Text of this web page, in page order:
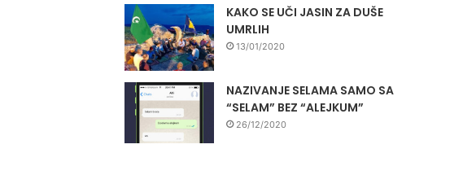
KAKO SE UČI JASIN ZA DUŠE
UMRLIH
13/01/2020
NAZIVANJE SELAMA SAMO SA
“SELAM” BEZ “ALEJKUM”
26/12/2020